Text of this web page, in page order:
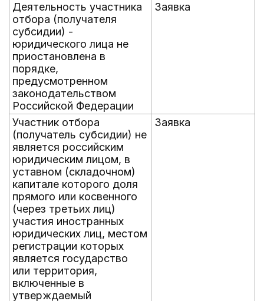
Деятельность участника
отбора (получателя
субсидии) -
юридического лица не
приостановлена в
порядке,
предусмотренном
законодательством
Российской Федерации
Заявка
Участник отбора
(получатель субсидии) не
является российским
юридическим лицом, в
уставном (складочном)
капитале которого доля
прямого или косвенного
(через третьих лиц)
участия иностранных
юридических лиц, местом
регистрации которых
является государство
или территория,
включенные в
утверждаемый
Заявка